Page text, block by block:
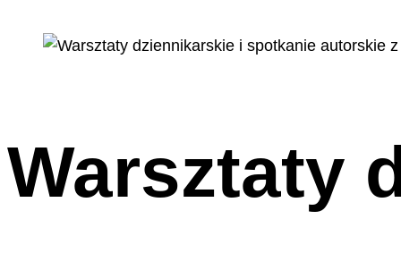
Warsztaty